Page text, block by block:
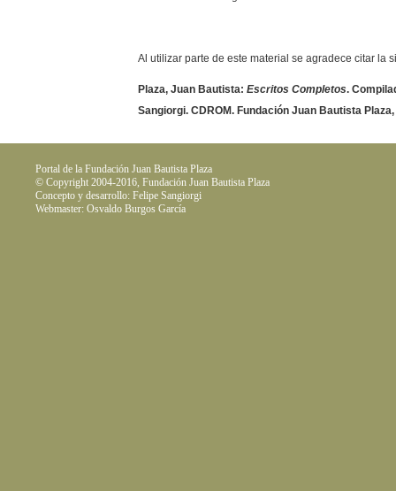
Al utilizar parte de este material se agradece citar la
Plaza, Juan Bautista: Escritos Completos.
Sangiorgi. CDROM. Fundación Juan Bautista
Portal de la Fundación Juan Bautista Plaza
© Copyright 2004-2016, Fundación Juan Bautista Plaza
Concepto y desarrollo: Felipe Sangiorgi
Webmaster: Osvaldo Burgos García